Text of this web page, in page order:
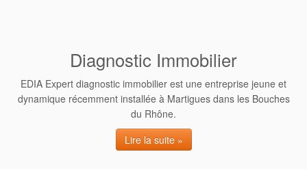
Diagnostic Immobilier
EDIA Expert diagnostic immobilier est une entreprise jeune et
dynamique récemment installée à Martigues dans les Bouches
du Rhône.
Lire la suite »